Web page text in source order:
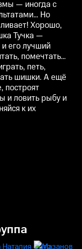
почитать, помечтать…
очень любят вместе
придумывать,
и собирать шишки. А
отправятся в
построят
будут собирать
рыбу и даже
Луну!
к их весёлым
— иногда с
Но
Хорошо,
Тучка —
его лучший
помечтать…
петь,
шишки. А ещё
построят
и ловить рыбу и
к их